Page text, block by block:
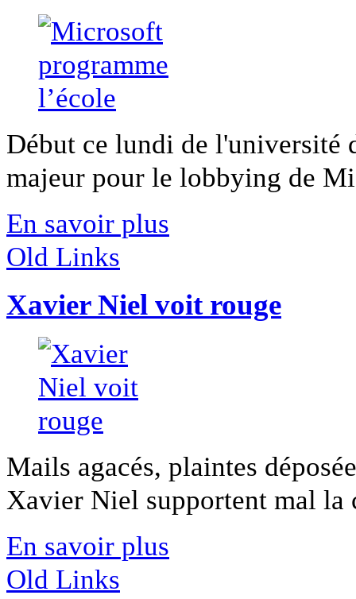
Début ce lundi de l'université
majeur pour le lobbying de
En savoir plus
Old Links
Xavier Niel voit rouge
Mails agacés, plaintes
Xavier Niel supportent mal
En savoir plus
Old Links